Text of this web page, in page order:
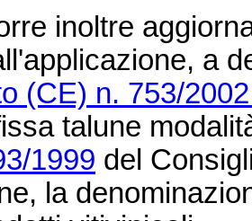
inoltre
a
(CE) n. 753/
talune
1999 del
la